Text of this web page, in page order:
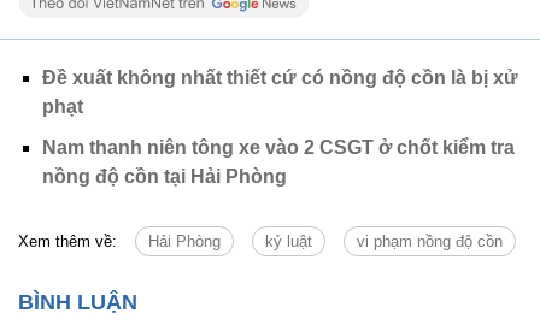
Đề xuất không nhất thiết cứ có nồng độ cồn là bị xử
phạt
Nam thanh niên tông xe vào 2 CSGT ở chốt kiểm tra
nồng độ cồn tại Hải Phòng
Xem thêm về: Hải Phòng kỷ luật vi phạm nồng độ cồn